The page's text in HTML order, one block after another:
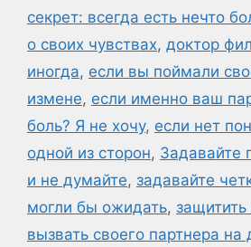
секрет: всегда есть нечто
о своих чувствах, доктор
иногда, если вы поймали
измене, если именно ваш
боль? Я не хочу, если нет
одной из сторон, Задавайте
и не думайте, задавайте
могли бы ожидать,
вызвать своего партнера на